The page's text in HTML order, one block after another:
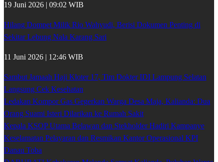
19 Juni 2026 | 09:02 WIB
Hilang Dompet Milik Rio Wahyudi, Berisi Dokumen Penting di
Sekitar Lebung Nala Karang Sari
11 Juni 2026 | 12:46 WIB
Sambut Jamaah Haji Kloter 17, Tim Dokter IDI Lampung Selatan
Langsung Cek Kesehatan
Ledakan Kompor Gas Gegerkan Warga Desa Maja, Kalianda: Dua
Orang Suami Isteri Dilarikan ke Rumah Sakit
Kepala KSOP Utama Belawan dan Stekholder Hadiri Kampanye
Keselamatan Pelayaran dan Resmikan Kantor Operasional KPI
Danau Toba